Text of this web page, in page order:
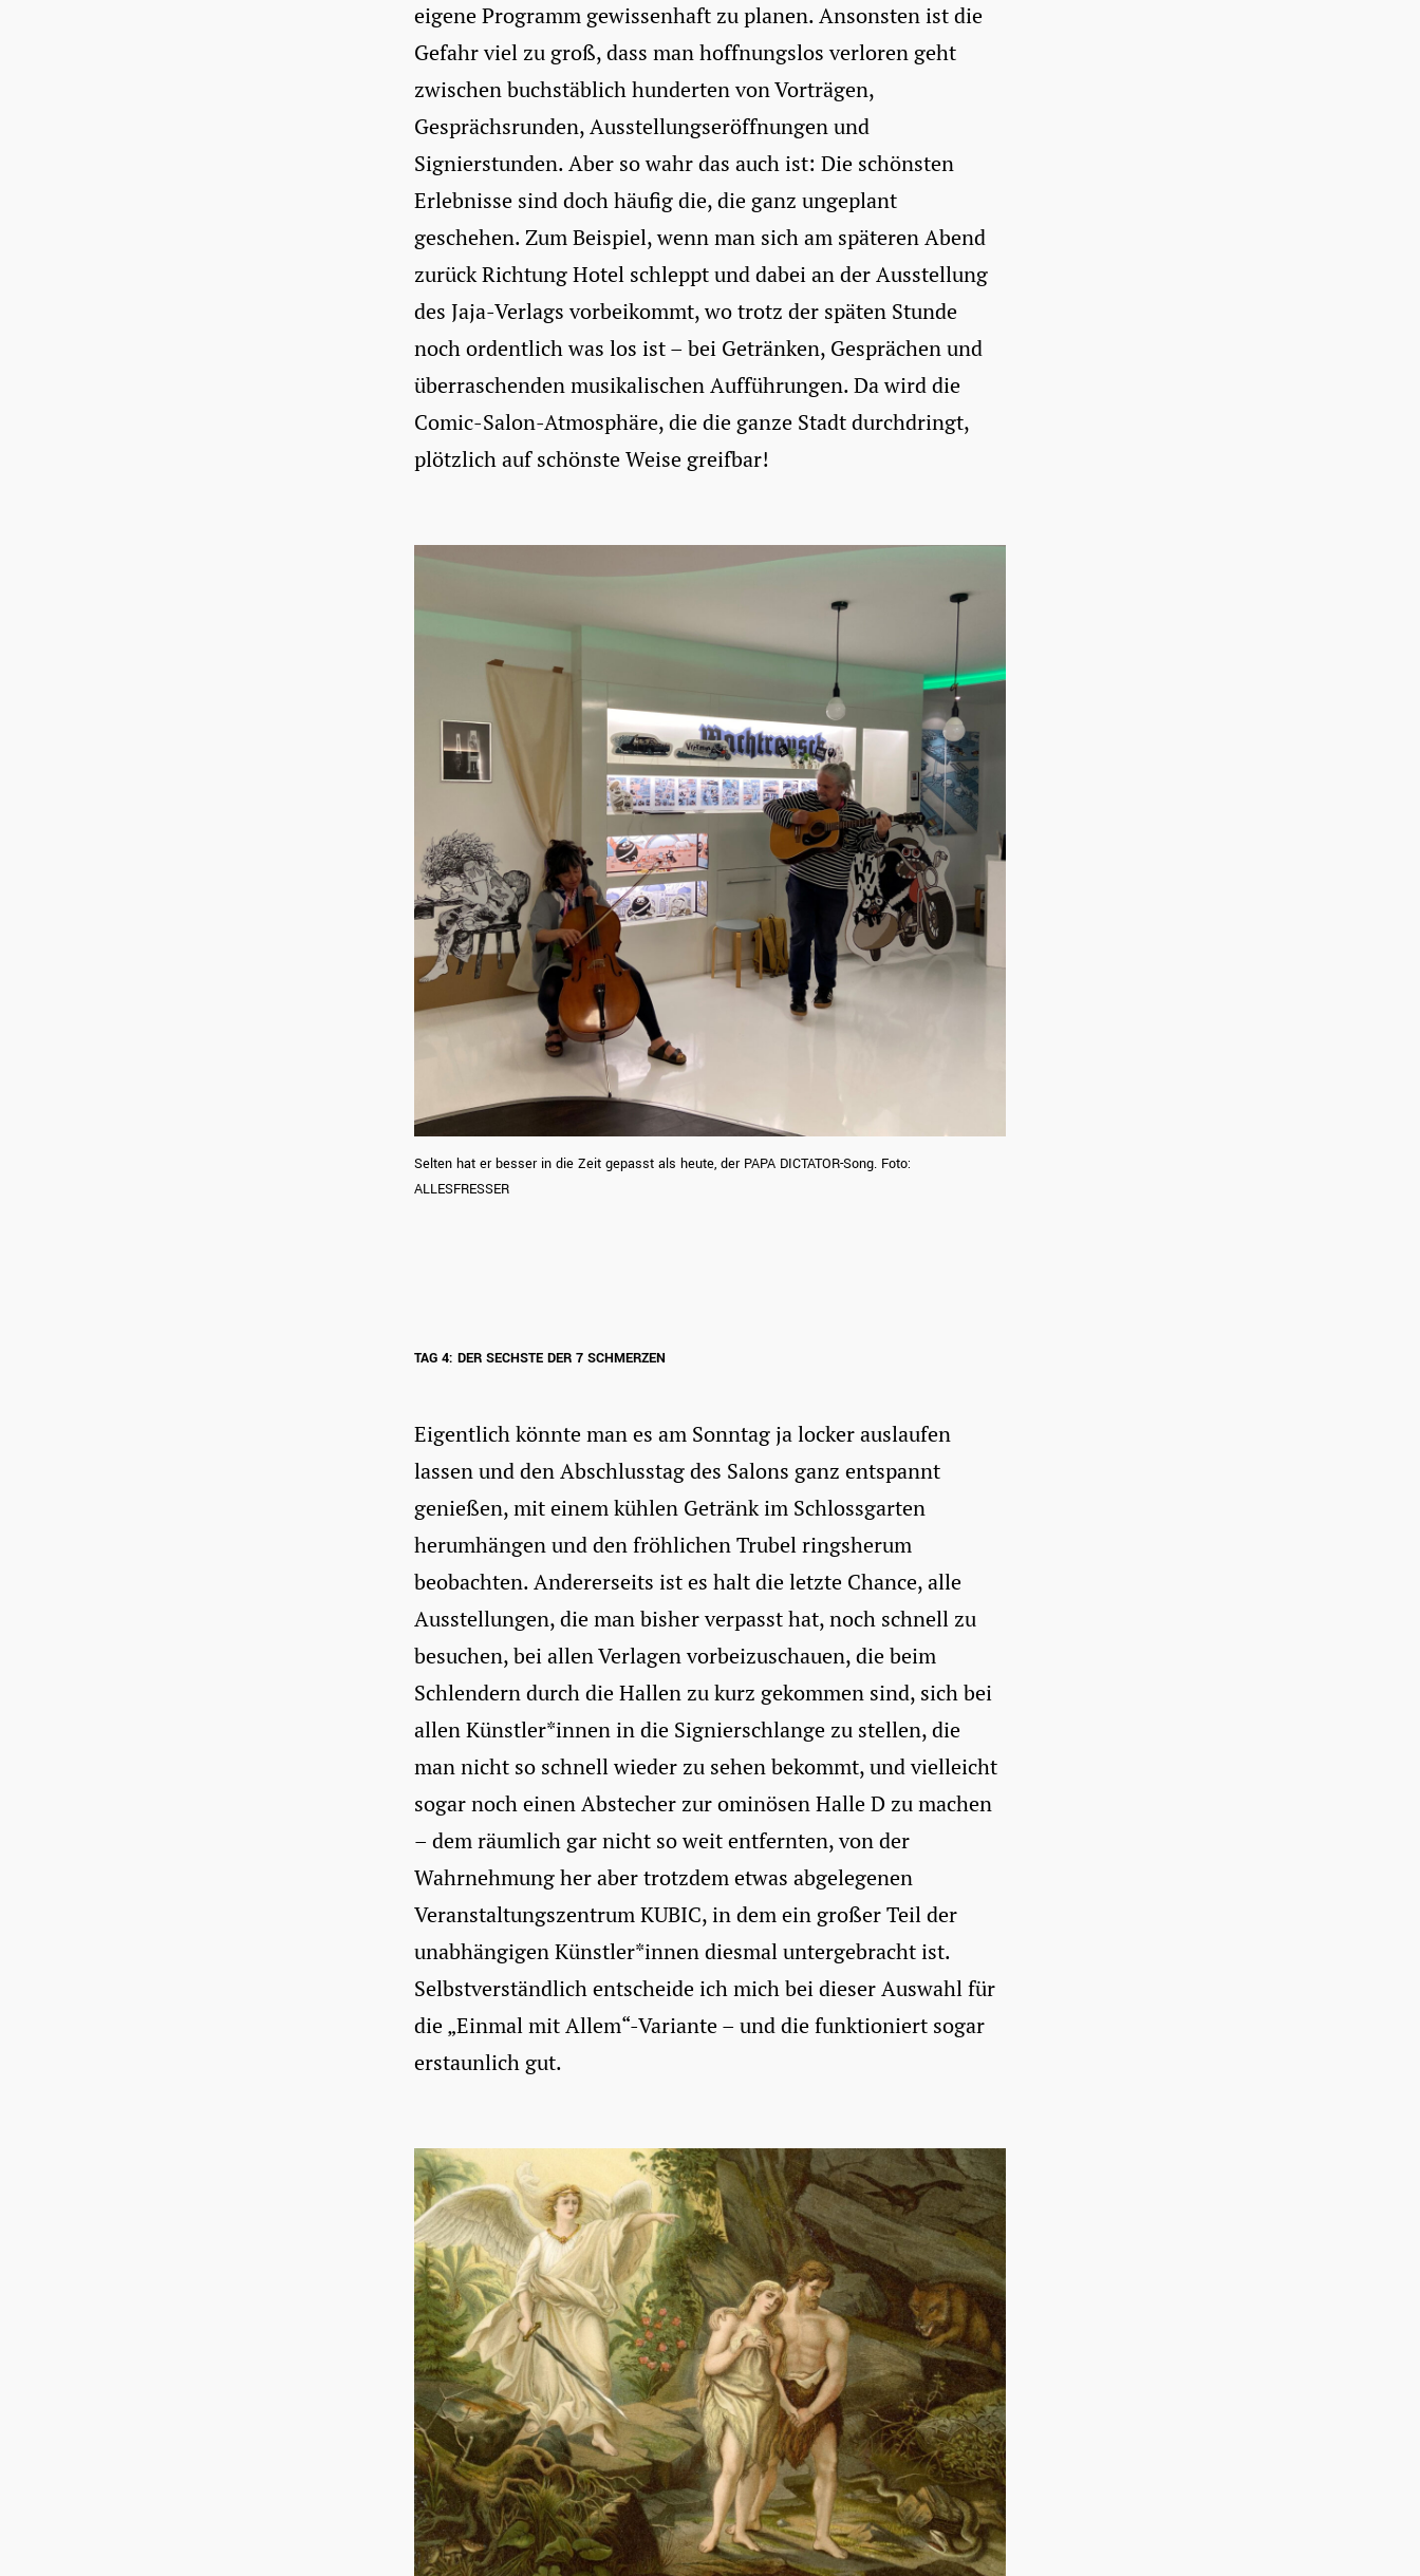
eigene Programm gewissenhaft zu planen. Ansonsten ist die
Gefahr viel zu groß, dass man hoffnungslos verloren geht
zwischen buchstäblich hunderten von Vorträgen,
Gesprächsrunden, Ausstellungseröffnungen und
Signierstunden. Aber so wahr das auch ist: Die schönsten
Erlebnisse sind doch häufig die, die ganz ungeplant
geschehen. Zum Beispiel, wenn man sich am späteren Abend
zurück Richtung Hotel schleppt und dabei an der Ausstellung
des Jaja-Verlags vorbeikommt, wo trotz der späten Stunde
noch ordentlich was los ist – bei Getränken, Gesprächen und
überraschenden musikalischen Aufführungen. Da wird die
Comic-Salon-Atmosphäre, die die ganze Stadt durchdringt,
plötzlich auf schönste Weise greifbar!
Selten hat er besser in die Zeit gepasst als heute, der PAPA DICTATOR-Song. Foto:
ALLESFRESSER
TAG 4: DER SECHSTE DER 7 SCHMERZEN
Eigentlich könnte man es am Sonntag ja locker auslaufen
lassen und den Abschlusstag des Salons ganz entspannt
genießen, mit einem kühlen Getränk im Schlossgarten
herumhängen und den fröhlichen Trubel ringsherum
beobachten. Andererseits ist es halt die letzte Chance, alle
Ausstellungen, die man bisher verpasst hat, noch schnell zu
besuchen, bei allen Verlagen vorbeizuschauen, die beim
Schlendern durch die Hallen zu kurz gekommen sind, sich bei
allen Künstler*innen in die Signierschlange zu stellen, die
man nicht so schnell wieder zu sehen bekommt, und vielleicht
sogar noch einen Abstecher zur ominösen Halle D zu machen
– dem räumlich gar nicht so weit entfernten, von der
Wahrnehmung her aber trotzdem etwas abgelegenen
Veranstaltungszentrum KUBIC, in dem ein großer Teil der
unabhängigen Künstler*innen diesmal untergebracht ist.
Selbstverständlich entscheide ich mich bei dieser Auswahl für
die „Einmal mit Allem“-Variante – und die funktioniert sogar
erstaunlich gut.